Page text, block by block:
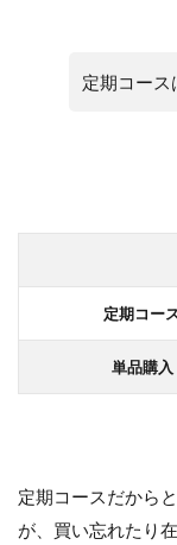
定期コース
定期コー
単品購入
定期コースだから
が、買い忘れたり